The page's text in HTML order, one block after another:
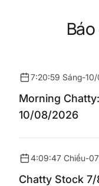
7:20:59 Sáng-
Morning
10/08/2026
4:09:47 Chiều-
Chatty Stock 7/